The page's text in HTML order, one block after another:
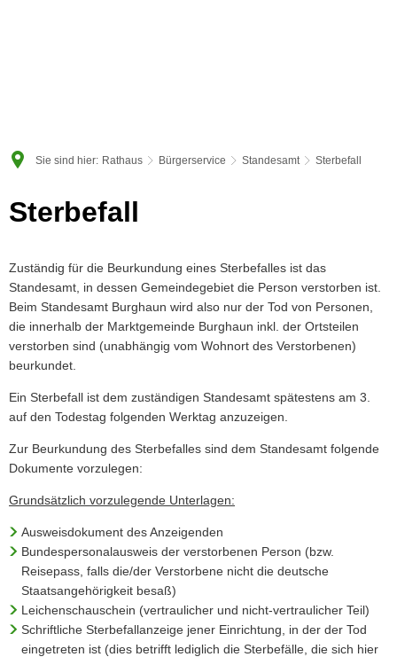
Sie sind hier: Rathaus Bürgerservice Standesamt Sterbefall
Sterbefall
Sterbefall
Zuständig für die Beurkundung eines Sterbefalles ist das
Standesamt, in dessen Gemeindegebiet die Person verstorben ist.
Beim Standesamt Burghaun wird also nur der Tod von Personen,
die innerhalb der Marktgemeinde Burghaun inkl. der Ortsteilen
verstorben sind (unabhängig vom Wohnort des Verstorbenen)
beurkundet.
Ein Sterbefall ist dem zuständigen Standesamt spätestens am 3.
auf den Todestag folgenden Werktag anzuzeigen.
Zur Beurkundung des Sterbefalles sind dem Standesamt folgende
Dokumente vorzulegen:
Grundsätzlich vorzulegende Unterlagen:
Ausweisdokument des Anzeigenden
Bundespersonalausweis der verstorbenen Person (bzw.
Reisepass, falls die/der Verstorbene nicht die deutsche
Staatsangehörigkeit besaß)
Leichenschauschein (vertraulicher und nicht-vertraulicher Teil)
Schriftliche Sterbefallanzeige jener Einrichtung, in der der Tod
eingetreten ist (dies betrifft lediglich die Sterbefälle, die sich hier